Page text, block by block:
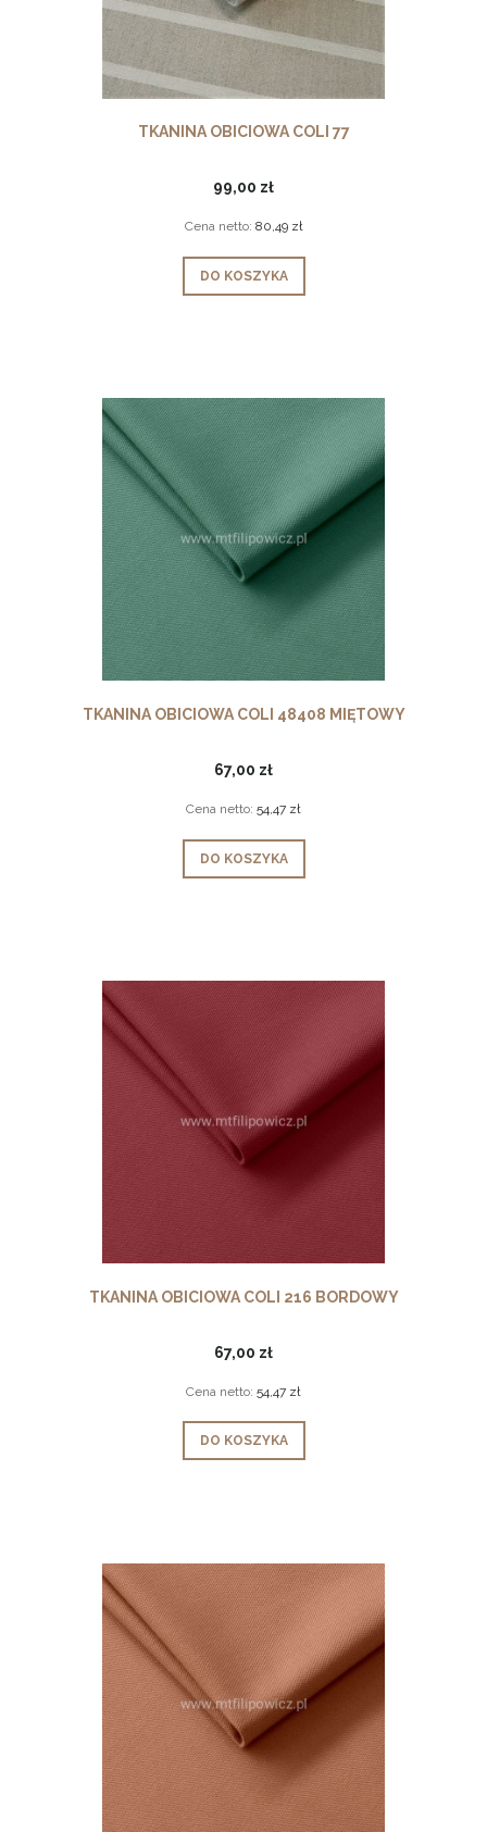
TKANINA OBICIOWA COLI 77
99,00 zł
Cena netto: 80,49 zł
DO KOSZYKA
TKANINA OBICIOWA COLI 48408 MIĘTOWY
67,00 zł
Cena netto: 54,47 zł
DO KOSZYKA
TKANINA OBICIOWA COLI 216 BORDOWY
67,00 zł
Cena netto: 54,47 zł
DO KOSZYKA